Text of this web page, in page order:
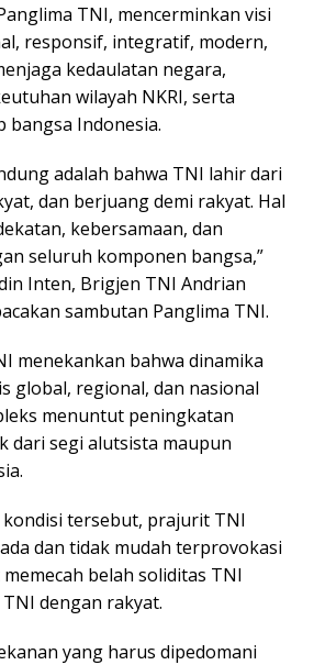
TNI, mencerminkan visi
responsif, integratif, modern,
kedaulatan negara,
wilayah NKRI, serta
bangsa Indonesia.
adalah bahwa TNI lahir dari
dan berjuang demi rakyat. Hal
kebersamaan, dan
seluruh komponen bangsa,”
Inten, Brigjen TNI Andrian
sambutan Panglima TNI.
menekankan bahwa dinamika
global, regional, dan nasional
menuntut peningkatan
dari segi alutsista maupun
kondisi tersebut, prajurit TNI
dan tidak mudah terprovokasi
belah soliditas TNI
dengan rakyat.
yang harus dipedomani